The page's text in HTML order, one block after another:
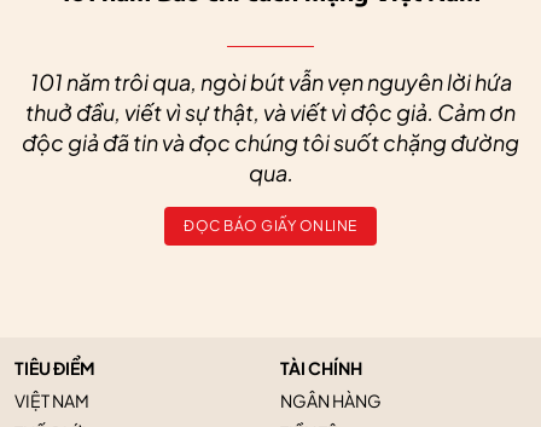
101 năm trôi qua, ngòi bút vẫn vẹn nguyên lời hứa
thuở đầu, viết vì sự thật, và viết vì độc giả. Cảm ơn
độc giả đã tin và đọc chúng tôi suốt chặng đường
qua.
ĐỌC BÁO GIẤY ONLINE
TIÊU ĐIỂM
VIỆT NAM
TÀI CHÍNH
NGÂN HÀNG